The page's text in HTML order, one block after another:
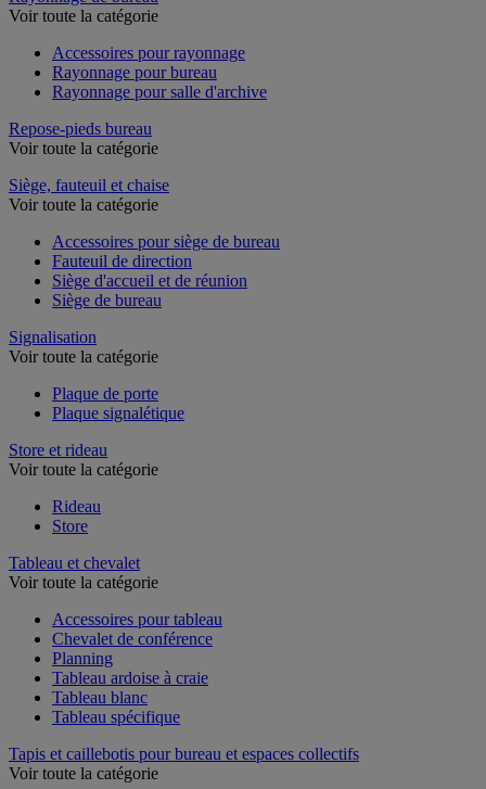
Rayonnage de bureau
Accessoires pour rayonnage
Rayonnage pour bureau
Repose-pieds bureau
Siège, fauteuil et chaise
Accessoires pour siège de bureau
Fauteuil de direction
Siège d'accueil et de réunion
Signalisation
Plaque de porte
Store et rideau
Rideau
Tableau et chevalet
Accessoires pour tableau
Chevalet de conférence
Planning
Tableau ardoise à craie
Tableau blanc
Tapis et caillebotis pour bureau et espaces collectifs